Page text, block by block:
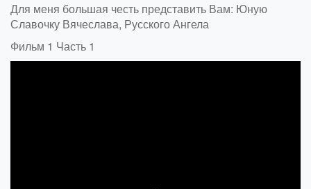
Для меня большая честь представить Вам: Юную
Славочку Вячеслава, Русского Ангела
Фильм 1 Часть 1